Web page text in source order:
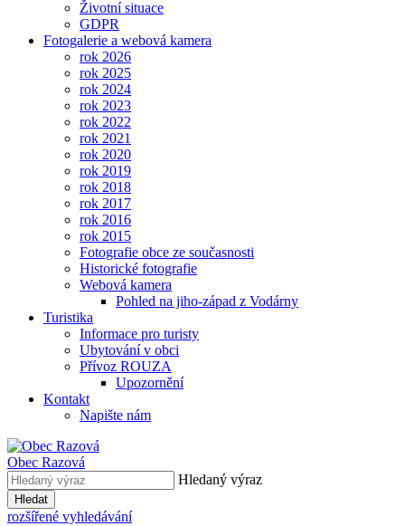
Životní situace
GDPR
Fotogalerie a webová kamera
rok 2026
rok 2025
rok 2024
rok 2023
rok 2022
rok 2021
rok 2020
rok 2019
rok 2018
rok 2017
rok 2016
rok 2015
Fotografie obce ze současnosti
Historické fotografie
Webová kamera
Pohled na jiho-západ z Vodárny
Turistika
Informace pro turisty
Ubytování v obci
Přívoz ROUZA
Upozornění
Kontakt
Napište nám
Obec Razová
Hledaný výraz
Hledat
rozšířené vyhledávání